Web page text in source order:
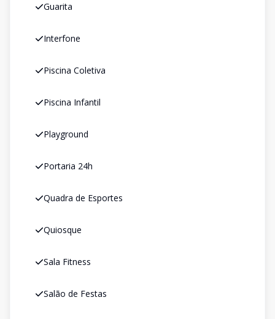
Guarita
Interfone
Piscina Coletiva
Piscina Infantil
Playground
Portaria 24h
Quadra de Esportes
Quiosque
Sala Fitness
Salão de Festas